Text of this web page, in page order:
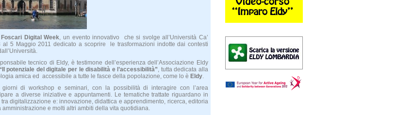
Foscari Digital Week, un evento innovativo che si svolge all’Università Ca’
al 5 Maggio 2011 dedicato a scoprire le trasformazioni indotte dai contesti
tecnico di Eldy, è testimone dell’esperienza dell’Associazione Eldy
“Il potenziale del digitale per le disabilità e l’accessibilità”, tutta dedicata alla
amica ed accessibile a tutte le fasce della popolazione, come lo è Eldy.
giorni di workshop e seminari, con la possibilità di interagire con l’area
a diverse iniziative e appuntamenti. Le tematiche trattate riguardano in
digitalizzazione e: innovazione, didattica e apprendimento, ricerca, editoria
e molti altri ambiti della vita quotidiana.